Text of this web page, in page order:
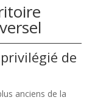
de
anciens de la